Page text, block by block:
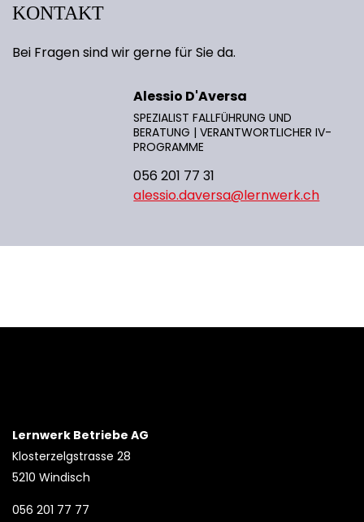
KONTAKT
Bei Fragen sind wir gerne für Sie da.
Alessio D'Aversa
SPEZIALIST FALLFÜHRUNG UND
BERATUNG | VERANTWORTLICHER IV-
PROGRAMME
056 201 77 31
alessio.daversa@lernwerk.ch
Lernwerk Betriebe AG
Klosterzelgstrasse 28
5210 Windisch
056 201 77 77